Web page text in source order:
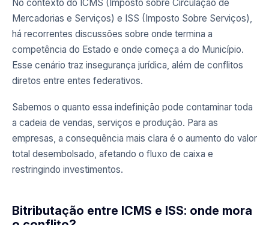
No contexto do ICMS (Imposto sobre Circulação de
Mercadorias e Serviços) e ISS (Imposto Sobre Serviços),
há recorrentes discussões sobre onde termina a
competência do Estado e onde começa a do Município.
Esse cenário traz insegurança jurídica, além de conflitos
diretos entre entes federativos.
Sabemos o quanto essa indefinição pode contaminar toda
a cadeia de vendas, serviços e produção. Para as
empresas, a consequência mais clara é o aumento do valor
total desembolsado, afetando o fluxo de caixa e
restringindo investimentos.
Bitributação entre ICMS e ISS: onde mora